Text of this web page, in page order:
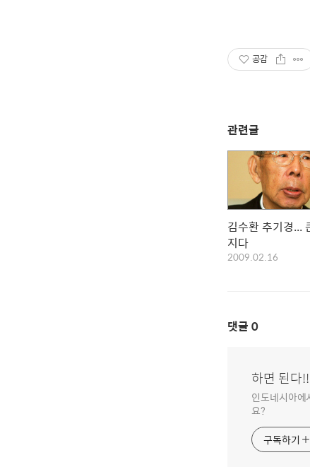
공감
관련글
김수환 추기경...
지다
2009.02.16
댓글 0
하면 된다
인도네시아에
요?
구독하기